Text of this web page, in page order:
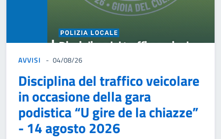
AVVISI 04/08/26
Disciplina del traffico veicolare
in occasione della gara
podistica “U gire de la chiazze”
- 14 agosto 2026